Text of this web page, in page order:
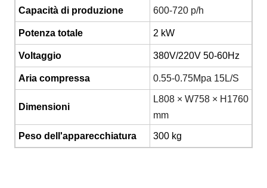
Capacità di produzione 600-720 p/h
Potenza totale 2 kW
Voltaggio 380V/220V 50-60Hz
Aria compressa 0.55-0.75Mpa 15L/S
Dimensioni
L808 × W758 × H1760
mm
Peso dell'apparecchiatura 300 kg